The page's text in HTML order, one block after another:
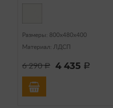
Размеры: 800х480х400
Материал: ЛДСП
6 290a 4 435 a